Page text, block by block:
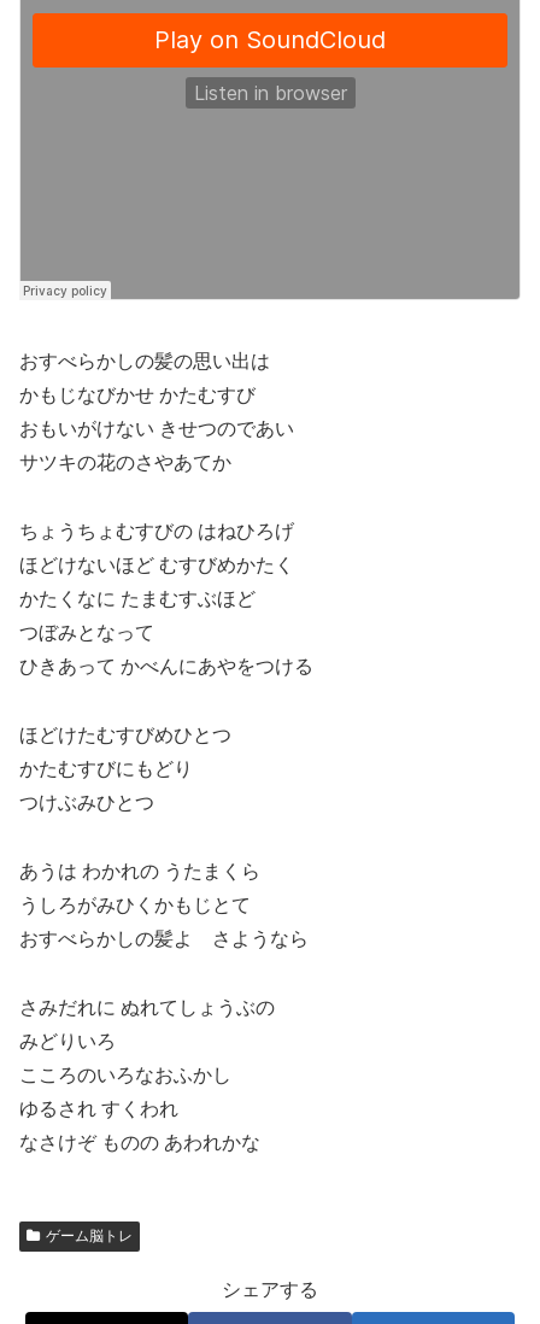
おすべらかしの髪の思い出は
かもじなびかせ かたむすび
おもいがけない きせつのであい
サツキの花のさやあてか
ちょうちょむすびの はねひろげ
ほどけないほど むすびめかたく
かたくなに たまむすぶほど
つぼみとなって
ひきあって かべんにあやをつける
ほどけたむすびめひとつ
かたむすびにもどり
つけぶみひとつ
あうは わかれの うたまくら
うしろがみひくかもじとて
おすべらかしの髪よ さようなら
さみだれに ぬれてしょうぶの
みどりいろ
こころのいろなおふかし
ゆるされ すくわれ
なさけぞ ものの あわれかな
ゲーム脳トレ
シェアする